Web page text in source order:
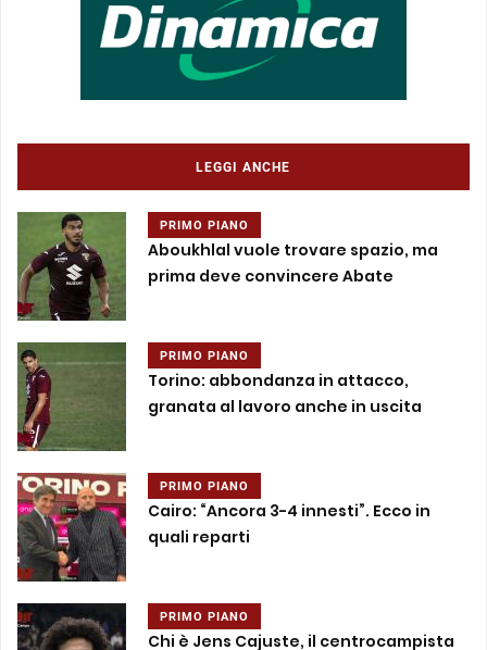
LEGGI ANCHE
PRIMO PIANO
Aboukhlal vuole trovare spazio, ma
prima deve convincere Abate
PRIMO PIANO
Torino: abbondanza in attacco,
granata al lavoro anche in uscita
PRIMO PIANO
Cairo: “Ancora 3-4 innesti”. Ecco in
quali reparti
PRIMO PIANO
Chi è Jens Cajuste, il centrocampista